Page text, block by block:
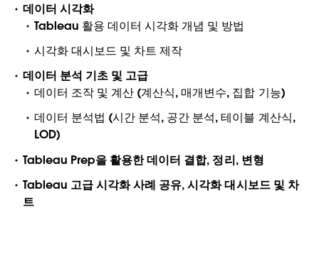
데이터 시각화
Tableau 활용 데이터 시각화 개념 및 방법
시각화 대시보드 및 차트 제작
데이터 분석 기초 및 고급
데이터 조작 및 계산 (계산식, 매개변수, 집합 기능)
데이터 분석법 (시간 분석, 공간 분석, 테이블 계산식,
LOD)
Tableau Prep을 활용한 데이터 결합, 정리, 변형
Tableau 고급 시각화 사례 공유, 시각화 대시보드 및 차
트